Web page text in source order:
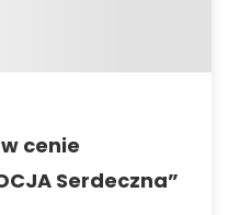
cenie
Serdeczna”